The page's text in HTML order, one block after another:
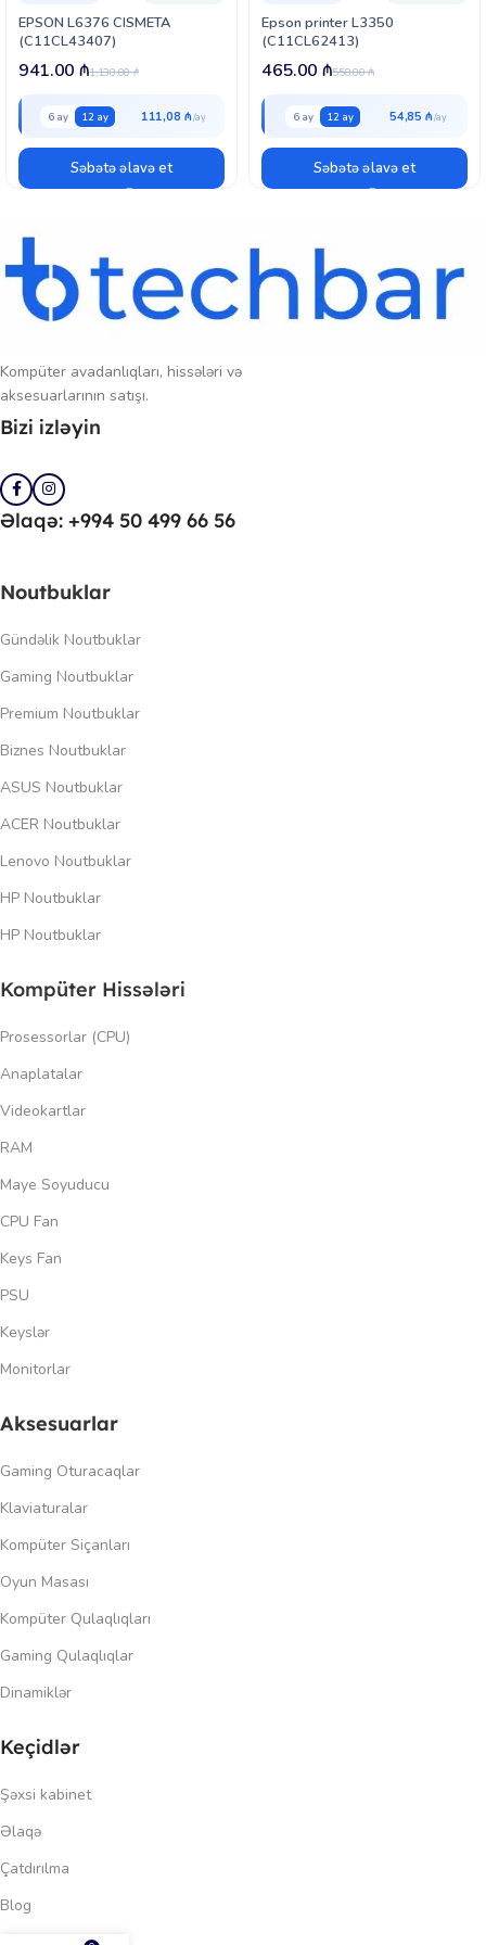
hesab olunur.
EPSON L6376 CISMETA
(C11CL43407)
1,130.00₼
941.00 ₼
6 ay 12 ay 111,08 ₼
Səbətə əlavə et
Epson printer L3350
(C11CL62413)
558.00₼
465.00 ₼
6 ay 12 ay 54,85 ₼
Səbətə əlavə et
Kompüter avadanlıqları, hissələri və
aksesuarlarının satışı.
Bizi izləyin
Əlaqə: +994 50 499 66 56
Noutbuklar
Gündəlik Noutbuklar
Gaming Noutbuklar
Premium Noutbuklar
Biznes Noutbuklar
ASUS Noutbuklar
ACER Noutbuklar
Lenovo Noutbuklar
HP Noutbuklar
HP Noutbuklar
Kompüter Hissələri
Prosessorlar (CPU)
Anaplatalar
Videokartlar
RAM
Maye Soyuducu
CPU Fan
Keys Fan
PSU
Keyslər
Monitorlar
Aksesuarlar
Gaming Oturacaqlar
Klaviaturalar
Kompüter Siçanları
Oyun Masası
Kompüter Qulaqlıqları
Gaming Qulaqlıqlar
Dinamiklər
Keçidlər
Şəxsi kabinet
Əlaqə
Çatdırılma
Blog